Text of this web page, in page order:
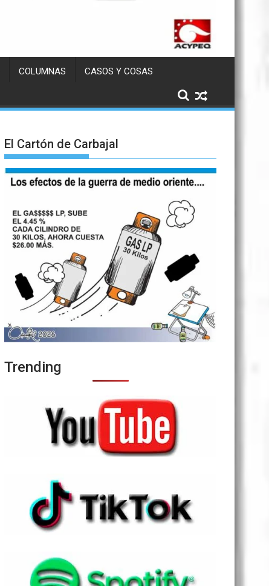
COLUMNAS CASOS Y COSAS
El Cartón de Carbajal
Trending